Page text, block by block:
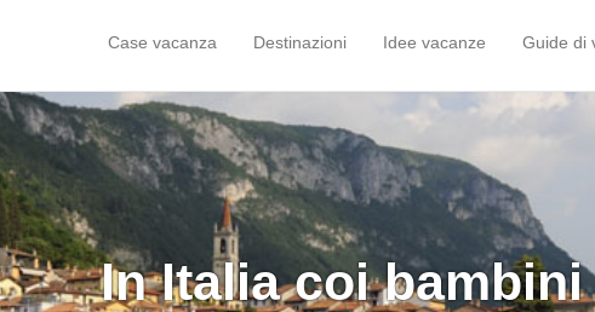
Case vacanza Destinazioni Idee vacanze Guide di
In Italia coi bambini